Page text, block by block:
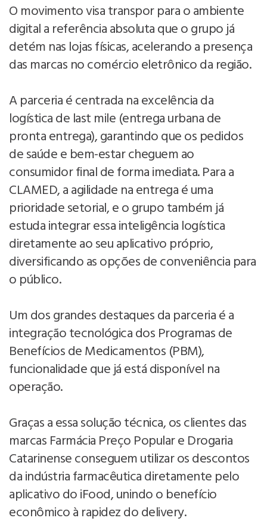
O movimento visa transpor para o ambiente
digital a referência absoluta que o grupo já
detém nas lojas físicas, acelerando a presença
das marcas no comércio eletrônico da região.
A parceria é centrada na excelência da
logística de last mile (entrega urbana de
pronta entrega), garantindo que os pedidos
de saúde e bem-estar cheguem ao
consumidor final de forma imediata. Para a
CLAMED, a agilidade na entrega é uma
prioridade setorial, e o grupo também já
estuda integrar essa inteligência logística
diretamente ao seu aplicativo próprio,
diversificando as opções de conveniência para
o público.
Um dos grandes destaques da parceria é a
integração tecnológica dos Programas de
Benefícios de Medicamentos (PBM),
funcionalidade que já está disponível na
operação.
Graças a essa solução técnica, os clientes das
marcas Farmácia Preço Popular e Drogaria
Catarinense conseguem utilizar os descontos
da indústria farmacêutica diretamente pelo
aplicativo do iFood, unindo o benefício
econômico à rapidez do delivery.